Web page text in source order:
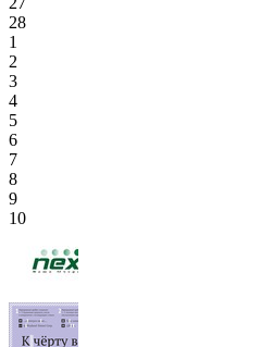
28
1
2
3
4
5
6
7
8
9
10